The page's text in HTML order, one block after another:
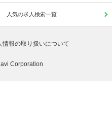
人気の求人検索一覧
情報の取り扱いについて
Corporation